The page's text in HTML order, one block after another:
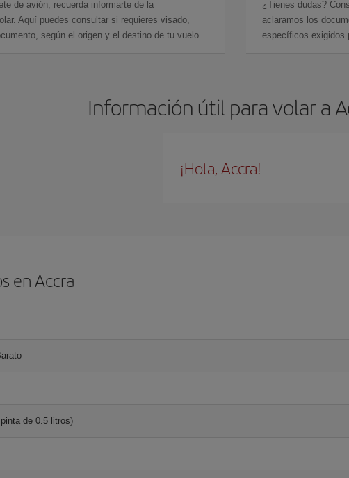
de avión, recuerda informarte de la
Aquí puedes consultar si requieres visado,
según el origen y el destino de tu vuelo.
¿Tienes dudas?
aclaramos los
específicos exigidos
Información útil para volar a
¡Hola, Accra!
en Accra
de 0.5 litros)